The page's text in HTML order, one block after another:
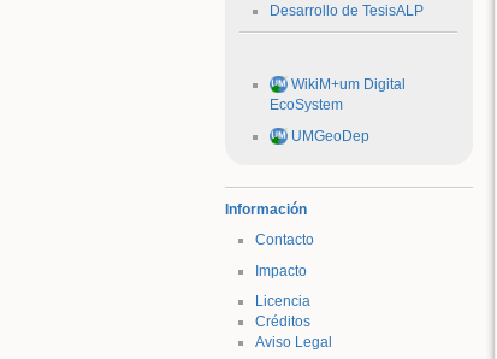
Desarrollo de TesisALP
WikiM+um Digital
EcoSystem
UMGeoDep
Información
Contacto
Impacto
Licencia
Créditos
Aviso Legal